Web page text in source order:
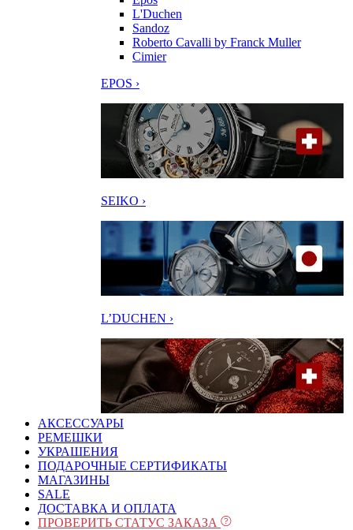
L'Duchen
Sandoz
Roberto Cavalli by Franck Muller
Cimier
EPOS ›
SEIKO ›
L’DUCHEN ›
АКСЕССУАРЫ
РЕМЕШКИ
УКРАШЕНИЯ
ПОДАРОЧНЫЕ СЕРТИФИКАТЫ
МАГАЗИНЫ
SALE
ДОСТАВКА И ОПЛАТА
ПРОВЕРИТЬ СТАТУС ЗАКАЗА